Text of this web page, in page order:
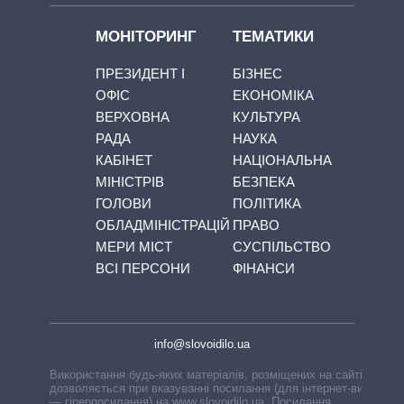
МОНІТОРИНГ
ПРЕЗИДЕНТ І
ОФІС
ВЕРХОВНА
РАДА
КАБІНЕТ
МІНІСТРІВ
ГОЛОВИ
ОБЛАДМІНІСТРАЦІЙ
МЕРИ МІСТ
ВСІ ПЕРСОНИ
ТЕМАТИКИ
БІЗНЕС
ЕКОНОМІКА
КУЛЬТУРА
НАУКА
НАЦІОНАЛЬНА
БЕЗПЕКА
ПОЛІТИКА
ПРАВО
СУСПІЛЬСТВО
ФІНАНСИ
info@slovoidilo.ua
Використання будь-яких матеріалів, розміщених на сайті,
дозволяється при вказуванні посилання (для інтернет-видань